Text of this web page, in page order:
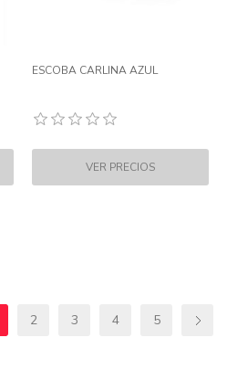
ESCOBA CARLINA AZUL
2 3 4 5